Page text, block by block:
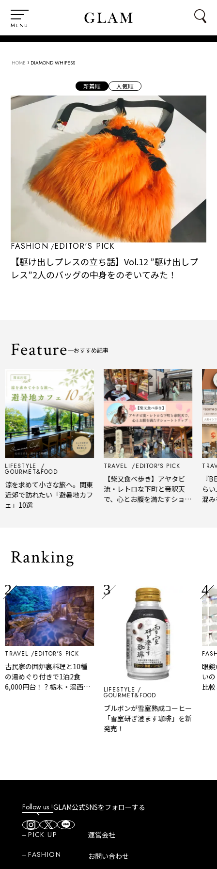
MENU
HOME › DIAMOND WHIPESS
新着順 人気順
FASHION EDITOR'S PICK
【駆け出しプレスの立ち話】Vol.12 ”駆け出しプ
レス”2人のバッグの中身をのぞいてみた！
Feature おすすめ記事
LIFESTYLE
GOURMET&FOOD
涼を求めて小さな旅へ。関東
近郊で訪れたい「避暑地カフ
ェ」10選
TRAVEL EDITOR'S PICK
【柴又食べ歩き】アヤタビ
流・レトロな下町と帝釈天
で、心とお腹を満たすショー
『
ら
混み
Ranking
TRAVEL EDITOR'S PICK
古民家の囲炉裏料理と10種
の湯めぐり付きで1泊2食
6,000円台！？栃木・湯西川
LIFESTYLE
GOURMET&FOOD
ブルボンが雪室熟成コーヒー
「雪室研ぎ澄ます珈琲」を新
発売！
眼鏡
い
比
Follow us !GLAM公式SNSをフォローする
PICK UP
FASHION
運営会社
お問い合わせ